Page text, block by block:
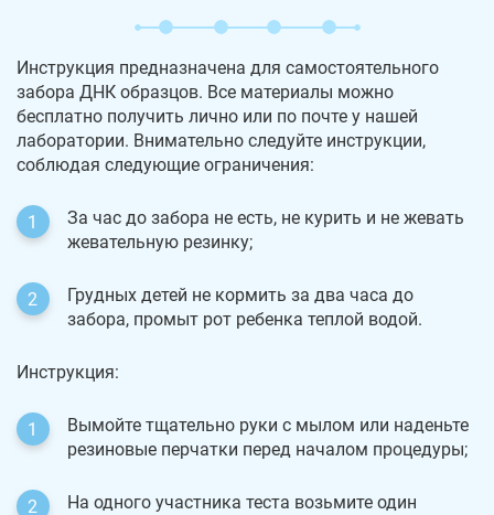
Инструкция предназначена для самостоятельного
забора ДНК образцов. Все материалы можно
бесплатно получить лично или по почте у нашей
лаборатории. Внимательно следуйте инструкции,
соблюдая следующие ограничения:
За час до забора не есть, не курить и не жевать
жевательную резинку;
Грудных детей не кормить за два часа до
забора, промыт рот ребенка теплой водой.
Инструкция:
Вымойте тщательно руки с мылом или наденьте
резиновые перчатки перед началом процедуры;
На одного участника теста возьмите один